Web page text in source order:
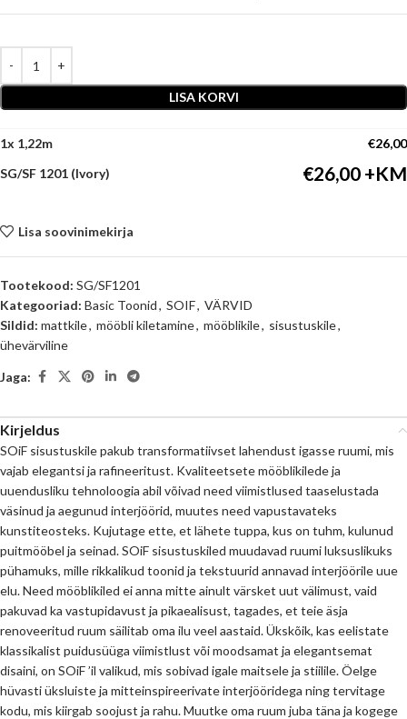
LISA KORVI
1x €26,00
SG/SF 1201 (Ivory)
€26,00
Lisa soovinimekirja
Tootekood: SG/SF1201
Kategooriad: Basic Toonid, SOIF, VÄRVID
Sildid: mattkile, mööbli kiletamine, mööblikile, sisustuskile,
ühevärviline
Jaga:
Kirjeldus
SOiF sisustuskile pakub transformatiivset lahendust igasse ruumi, mis
vajab elegantsi ja rafineeritust. Kvaliteetsete mööblikilede ja
uuendusliku tehnoloogia abil võivad need viimistlused taaselustada
väsinud ja aegunud interjöörid, muutes need vapustavateks
kunstiteosteks. Kujutage ette, et lähete tuppa, kus on tuhm, kulunud
puitmööbel ja seinad. SOiF sisustuskiled muudavad ruumi luksuslikuks
pühamuks, mille rikkalikud toonid ja tekstuurid annavad interjöörile uue
elu. Need mööblikiled ei anna mitte ainult värsket uut välimust, vaid
pakuvad ka vastupidavust ja pikaealisust, tagades, et teie äsja
renoveeritud ruum säilitab oma ilu veel aastaid. Ükskõik, kas eelistate
klassikalist puidusüüga viimistlust või moodsamat ja elegantsemat
disaini, on SOiF ’il valikud, mis sobivad igale maitsele ja stiilile. Öelge
hüvasti üksluiste ja mitteinspireerivate interjööridega ning tervitage
kodu, mis kiirgab soojust ja rahu. Muutke oma ruum juba täna ja kogege